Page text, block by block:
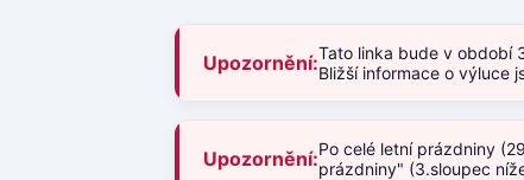
Upozornění:Tato linka bude v období
Bližší informace o výluce
Upozornění:Po celé letní prázdniny
prázdniny" (3.sloupec